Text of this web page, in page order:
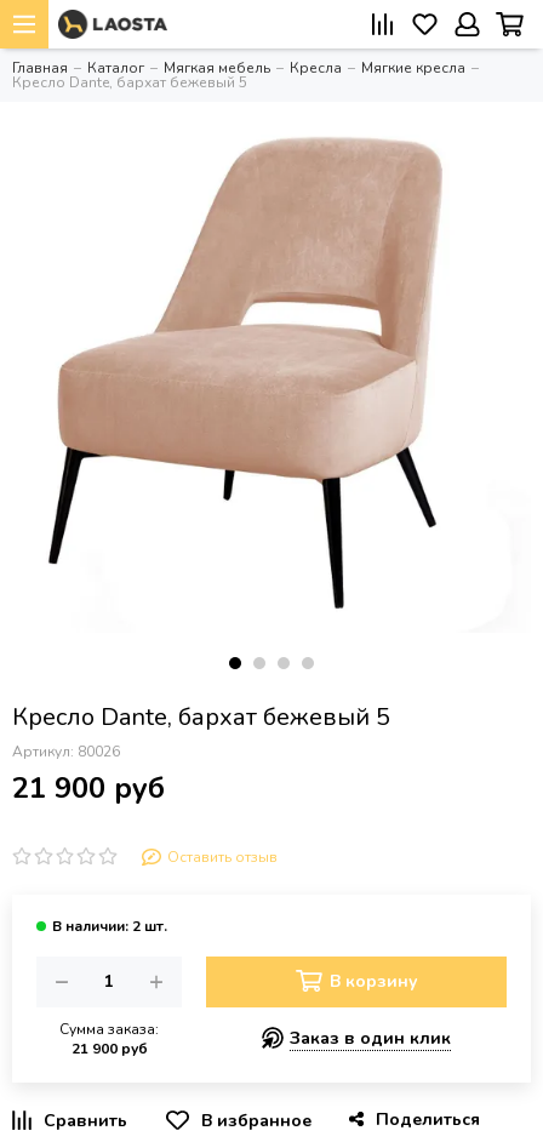
Главная Каталог Мягкая мебель Кресла Мягкие кресла
Кресло Dante, бархат бежевый 5
Кресло Dante, бархат бежевый 5
Артикул: 80026
21 900 руб
Оставить отзыв
Сумма заказа:
21 900 руб
В корзину
Заказ в один клик
В избранное Поделиться